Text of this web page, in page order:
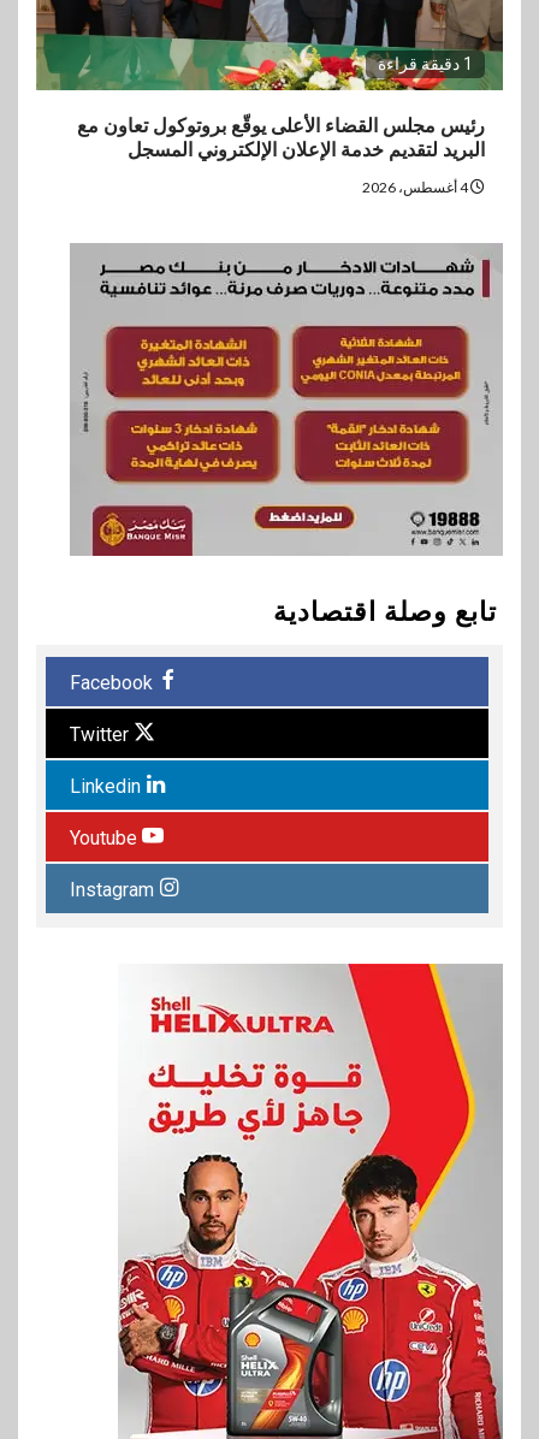
1 دقيقة قراءة
رئيس مجلس القضاء الأعلى يوقّع بروتوكول تعاون مع
البريد لتقديم خدمة الإعلان الإلكتروني المسجل
4 أغسطس، 2026
تابع وصلة اقتصادية
Facebook
Twitter
Linkedin
Youtube
Instagram